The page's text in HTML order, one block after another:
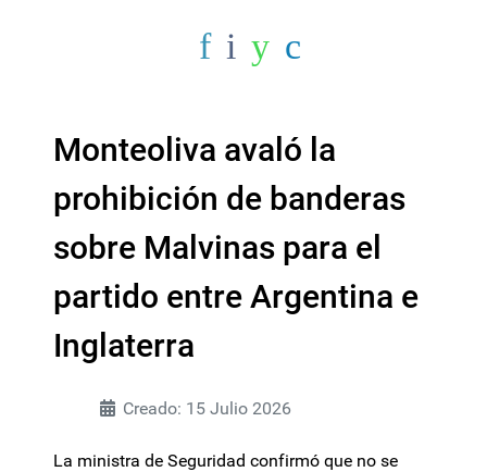
Monteoliva avaló la
prohibición de banderas
sobre Malvinas para el
partido entre Argentina e
Inglaterra
Creado: 15 Julio 2026
La ministra de Seguridad confirmó que no se